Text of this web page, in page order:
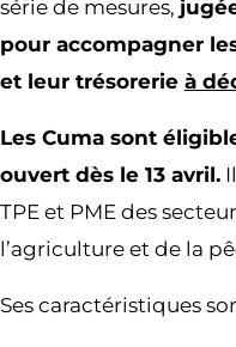
série de mesures,
pour accompagner
et leur trésorerie à
Les Cuma sont
ouvert dès le 13 avril.
TPE et PME des
l’agriculture et de la
Ses caractéristiques